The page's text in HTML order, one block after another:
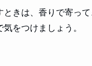
きは、香りで寄って
をつけましょう。